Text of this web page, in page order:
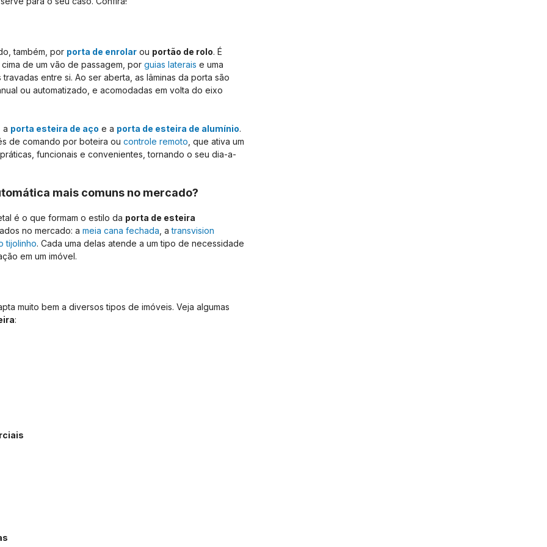
também, por porta de enrolar ou portão de rolo. É
de um vão de passagem, por guias laterais e uma
entre si. Ao ser aberta, as lâminas da porta são
ou automatizado, e acomodadas em volta do eixo
a porta esteira de aço e a porta de esteira de alumínio.
de comando por boteira ou controle remoto , que ativa um
funcionais e convenientes, tornando o seu dia-a-
mais comuns no mercado?
é o que formam o estilo da porta de esteira
no mercado: a meia cana fechada , atransvision
tijolinho. Cada uma delas atende a um tipo de necessidade
em um imóvel.
muito bem a diversos tipos de imóveis. Veja algumas
: